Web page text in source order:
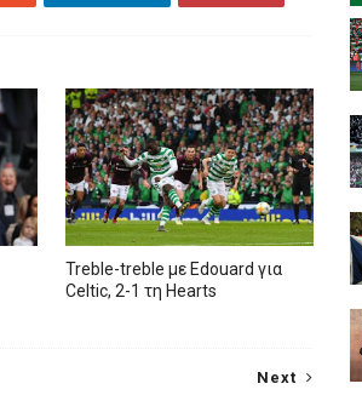
Treble-treble με Edouard για
Celtic, 2-1 τη Hearts
Next